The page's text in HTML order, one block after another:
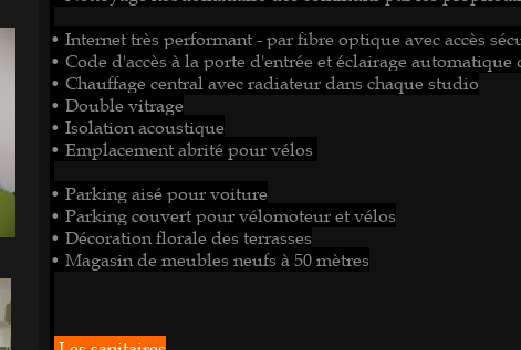
• Internet très performant - par fibre optique avec accès
• Code d'accès à la porte d'entrée et éclairage automatique
• Chauffage central avec radiateur dans chaque studio
• Double vitrage
• Isolation acoustique
• Emplacement abrité pour vélos
• Parking aisé pour voiture
• Parking couvert pour vélomoteur et vélos
• Décoration florale des terrasses
• Magasin de meubles neufs à 50 mètres